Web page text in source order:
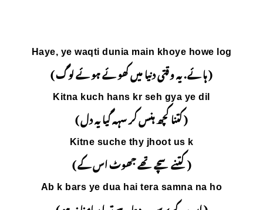
Haye, ye waqti dunia
کھوئے ہوئے لوگ )
Kitna kuch
Ab k bars ye dua